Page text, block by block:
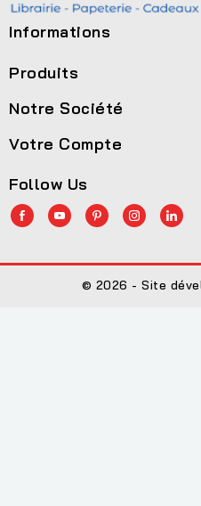
Informations
Produits
Notre Société
Votre Compte
Follow Us
© 2026 - Site